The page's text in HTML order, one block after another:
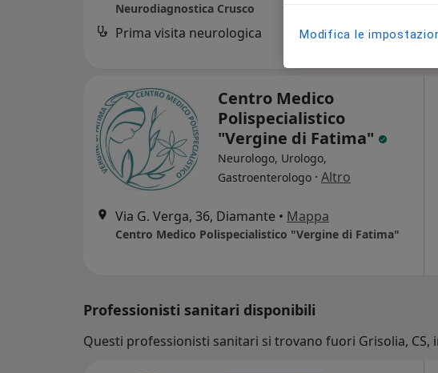
Neurodiagnostica Crusco
Prima visita neurologica 100 €
Centro Medico
Polispecialistico
"Vergine di Fatima"
Neurologo, Urologo,
Gastroenterologo · Altro
Via G. Verga, 36, Diamante • Mappa
Centro Medico Polispecialistico "Vergine di Fatima"
Professionisti sanitari disponibili
Questi professionisti sanitari si trovano fuori Grisolia, CS,
Modifica le